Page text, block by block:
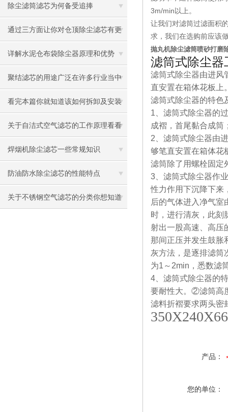
吗？润驰告诉你怎么选择！
除尘滤筒滤芯为何备受追捧
通过三方面让你对仓顶除尘滤芯有更
多了解
详解水泥仓布袋除尘器原理和优势
聚结滤芯的用途广泛在许多行业当中
发挥很大作用
看完本篇你就知道该如何拆卸及安装
搅拌站除尘滤芯了
关于自洁式空气滤芯的工作原理看看
本篇吧
焊烟机除尘滤芯一些常规知识
防油防水除尘滤芯的性能特点
关于不锈钢空气滤芯的分类你想知道
3m/min以上。
让我们对滤筒过滤面积
求，我们在选购前应该
抛丸机除尘滤筒喷砂打磨
滤筒式除尘器
滤筒式除尘器由进风
直安置在箱体花板
滤筒式除尘器的特色
1 、滤筒式除尘器的
成褶，首尾黏合成筒
2 、滤筒式除尘器由
够笔直安置在箱体花
滤筒除了用螺栓固定
3 、滤筒式除尘器作
性力作用下沉降下来
后的气体进入净气室
时，进行清灰，此刻
射出一股高速、高压
那间正压并发生鼓胀
灰方法，是逐排滤筒
为1～2min，悉数滤
4 、滤筒式除尘器的
要耐性大。②滤筒高
滤料折褶要求两头密
产品：
您的单位：